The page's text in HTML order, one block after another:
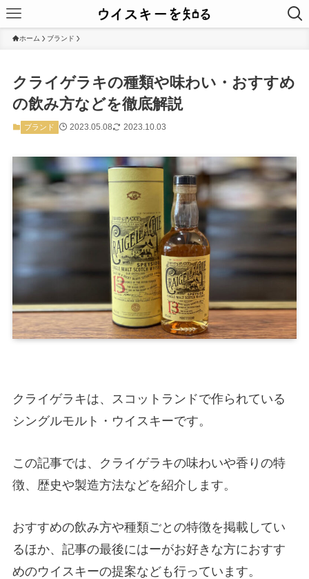
ホーム ブランド
クライゲラキの種類や味わい・おすすめ
の飲み方などを徹底解説
ブランド 2023.05.08 2023.10.03
クライゲラキは、スコットランドで作られている
シングルモルト・ウイスキーです。
この記事では、クライゲラキの味わいや香りの特
徴、歴史や製造方法などを紹介します。
おすすめの飲み方や種類ごとの特徴を掲載してい
るほか、記事の最後にはーがお好きな方におすす
めのウイスキーの提案なども行っています。